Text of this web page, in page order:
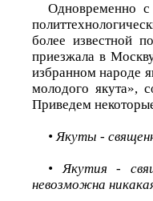
Одновременно
более известной
приезжала в
избранном народе
молодого якута»,
Приведем
• Якуты -
• Якутия -
невозможна